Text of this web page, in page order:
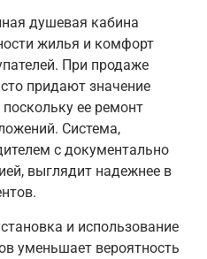
душевая кабина
жилья и комфорт
При продаже
придают значение
ее ремонт
Система,
с документально
выглядит надежнее в
и использование
уменьшает вероятность